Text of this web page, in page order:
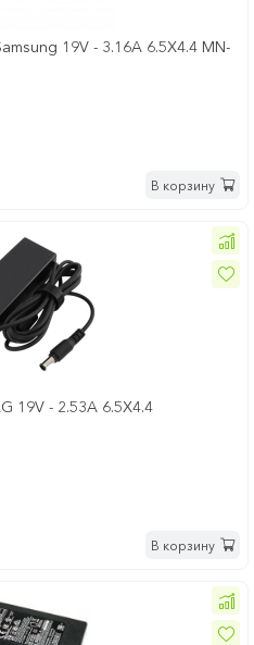
19V - 3.16A 6.5Х4.4 MN-
В корзину
19V - 2.53A 6.5Х4.4
В корзину